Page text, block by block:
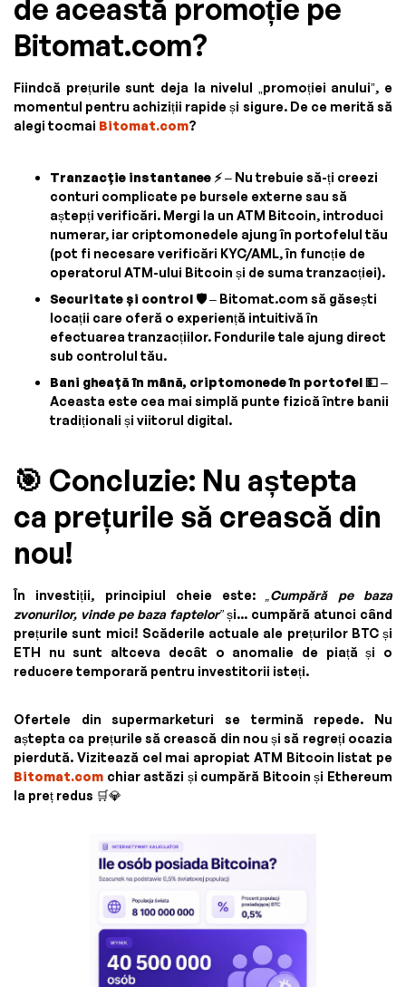
de această promoție pe
Bitomat.com?
Fiindcă prețurile sunt deja la nivelul „promoției anului”, e
momentul pentru achiziții rapide și sigure. De ce merită să
alegi tocmai Bitomat.com?
Tranzacție instantanee ⚡– Nu trebuie să-ți creezi
conturi complicate pe bursele externe sau să
aștepți verificări. Mergi la un ATM Bitcoin, introduci
numerar, iar criptomonedele ajung în portofelul tău
(pot fi necesare verificări KYC/AML, în funcție de
operatorul ATM-ului Bitcoin și de suma tranzacției).
Securitate și control 🛡️– Bitomat.com să găsești
locații care oferă o experiență intuitivă în
efectuarea tranzacțiilor. Fondurile tale ajung direct
sub controlul tău.
Bani gheață în mână, criptomonede în portofel 💵–
Aceasta este cea mai simplă punte fizică între banii
tradiționali și viitorul digital.
🎯 Concluzie: Nu aștepta
ca prețurile să crească din
nou!
În investiții, principiul cheie este:
„Cumpără pe baza
zvonurilor, vinde pe baza faptelor”și... cumpără atunci când
prețurile sunt mici! Scăderile actuale ale prețurilor BTC și
ETH nu sunt altceva decât o anomalie de piață și o
reducere temporară pentru investitorii isteți.
Ofertele din supermarketuri se termină repede. Nu
aștepta ca prețurile să crească din nou și să regreți ocazia
pierdută. Vizitează cel mai apropiat ATM Bitcoin listat pe
Bitomat.com chiar astăzi și cumpără Bitcoin și Ethereum
la preț redus 🛒💎